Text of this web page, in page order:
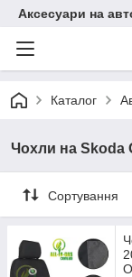
Аксесуари на
Каталог
Чохли на Skoda
Сортування